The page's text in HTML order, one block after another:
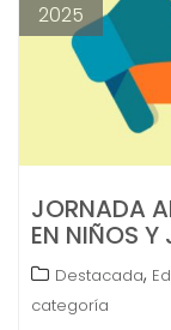
2025
JORNADA
EN NIÑOS
Destacada,
categoría